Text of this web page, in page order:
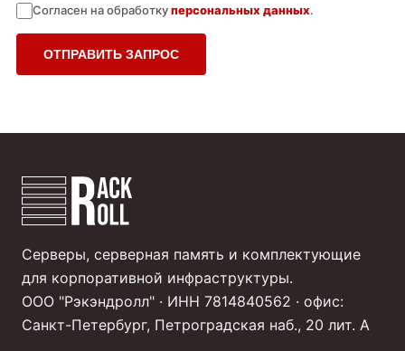
Согласен на обработкуперсональных данных.
ОТПРАВИТЬ ЗАПРОС
Серверы, серверная память и комплектующие
для корпоративной инфраструктуры.
ООО "Рэкэндролл" · ИНН 7814840562 · офис:
Санкт-Петербург, Петроградская наб., 20 лит. А